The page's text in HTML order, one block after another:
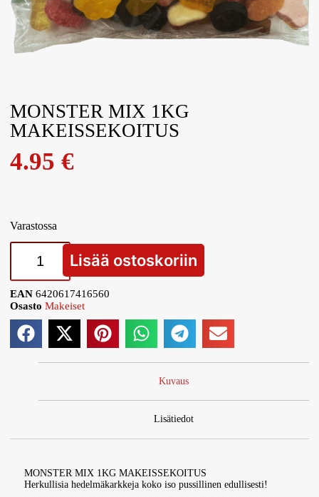
MONSTER MIX 1KG
MAKEISSEKOITUS
4.95€
Varastossa
Lisää ostoskoriin
EAN6420617416560
Osasto Makeiset
Kuvaus
Lisätiedot
MONSTER MIX 1KG MAKEISSEKOITUS
Herkullisia hedelmäkarkkeja koko iso pussillinen edullisesti!